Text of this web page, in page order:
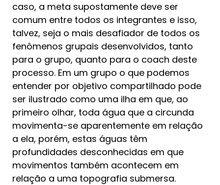
caso, a meta supostamente deve ser
comum entre todos os integrantes e isso,
talvez, seja o mais desafiador de todos os
fenômenos grupais desenvolvidos, tanto
para o grupo, quanto para o coach deste
processo. Em um grupo o que podemos
entender por objetivo compartilhado pode
ser ilustrado como uma ilha em que, ao
primeiro olhar, toda água que a circunda
movimenta-se aparentemente em relação
a ela, porém, estas águas têm
profundidades desconhecidas em que
movimentos também acontecem em
relação a uma topografia submersa.